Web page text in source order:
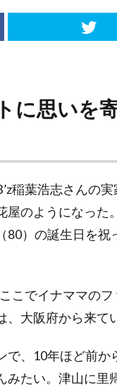
に思いを
稲葉浩志さんの
屋のようになった
）の誕生日を祝
こでイナママの
大阪府から来て
、10年ほど前か
みたい。津山に